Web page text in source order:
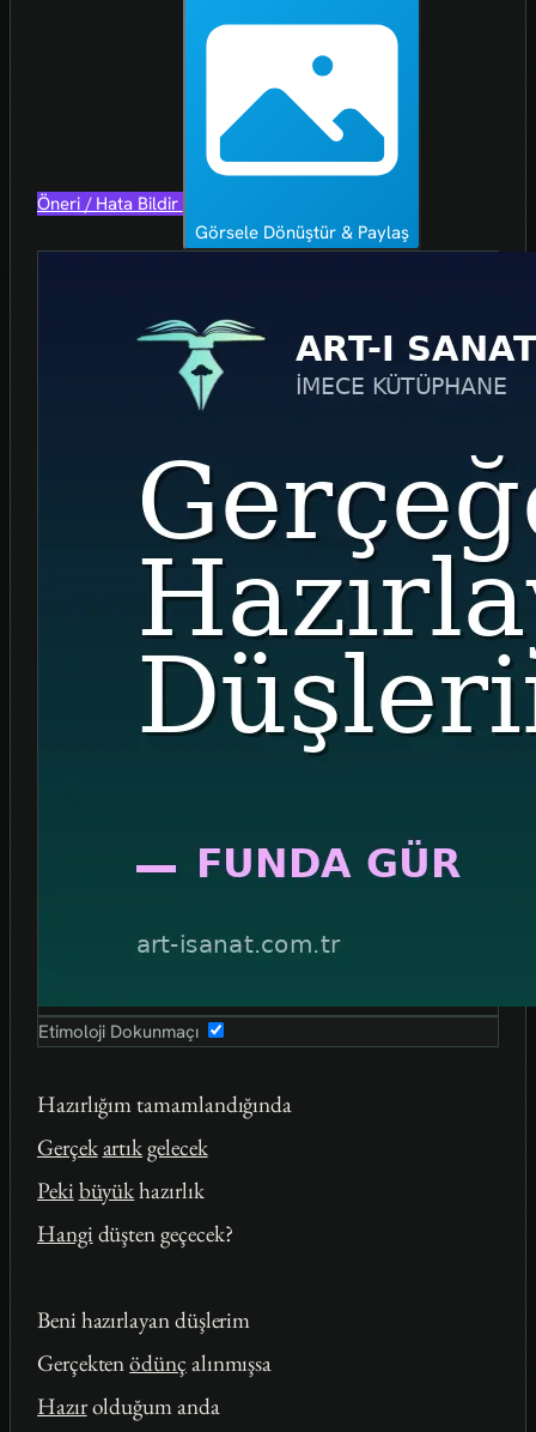
Öneri / Hata Bildir
Görsele Dönüştür & Paylaş
Etimoloji Dokunmaçı
Hazırlığım tamamlandığında
Gerçekartıkgelecek
Peki büyükhazırlık
Hangi düşten geçecek?
Beni hazırlayan düşlerim
Gerçektenödünç alınmışsa
Hazırolduğum anda